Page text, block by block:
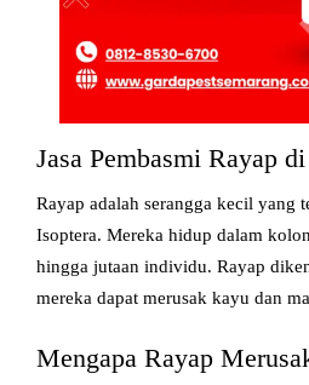
Jasa Pembasmi Rayap
Rayap adalah serangga kecil yang
Isoptera. Mereka hidup dalam
hingga jutaan individu. Rayap
mereka dapat merusak kayu dan
Mengapa Rayap